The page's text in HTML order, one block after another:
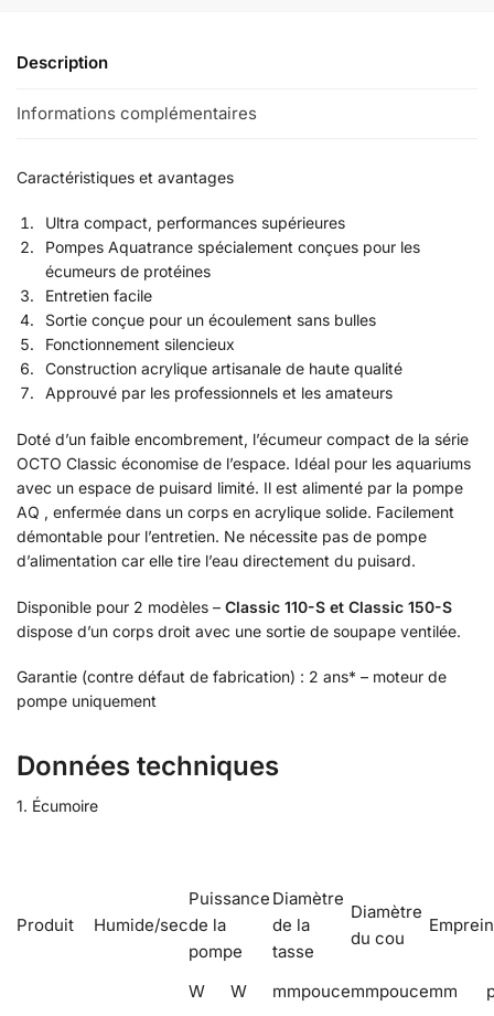
Description
Informations complémentaires
Caractéristiques et avantages
Ultra compact, performances supérieures
Pompes Aquatrance spécialement conçues pour les
écumeurs de protéines
Entretien facile
Sortie conçue pour un écoulement sans bulles
Fonctionnement silencieux
Construction acrylique artisanale de haute qualité
Approuvé par les professionnels et les amateurs
Doté d’un faible encombrement, l’écumeur compact de la série
OCTO Classic économise de l’espace. Idéal pour les aquariums
avec un espace de puisard limité. Il est alimenté par la pompe
AQ , enfermée dans un corps en acrylique solide. Facilement
démontable pour l’entretien. Ne nécessite pas de pompe
d’alimentation car elle tire l’eau directement du puisard.
Disponible pour 2 modèles – Classic 110-S et Classic 150-S
dispose d’un corps droit avec une sortie de soupape ventilée.
Garantie (contre défaut de fabrication) : 2 ans* – moteur de
pompe uniquement
Données techniques
1. Écumoire
Produit Humide/sec
Puissance
de la
pompe
Diamètre
de la
tasse
Diamètre
du cou
W W mmpoucemmpoucemm